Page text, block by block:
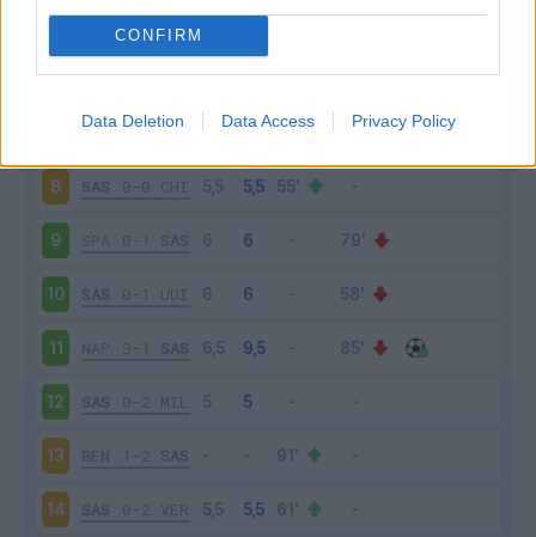
CONFIRM
Data Deletion Data Access Privacy Policy
0-1 SAS
6 SAS 0-1 BOL
LAZ 6-1 SAS
8 SAS 0-0 CHI
9 SPA 0-1 SAS
10 SAS 0-1 UDI
11 NAP 3-1 SAS
12 SAS 0-2 MIL
13 BEN 1-2 SAS
14 SAS 0-2 VER